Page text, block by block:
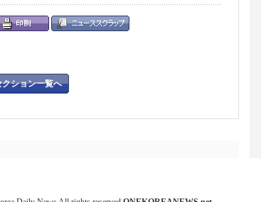
ション一覧へ